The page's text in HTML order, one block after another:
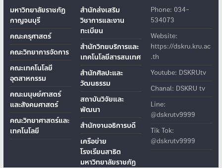
มหาวิทยาลัยราชภัฏ
กาญจนบุรี
คณะครุศาสตร์
คณะวิทยาการจัดการ
คณะเทคโนโลยี
อุตสาหกรรม
คณะมนุษย์ศาสตร์
และสังคมศาสตร์
คณะวิทยาศาสตร์และ
เทคโนโลยี
สำนักส่งเสริม
วิชาการและงาน
ทะเบียน
สำนักวิทยบริการและ
เทคโนโลยีสารสนเทศ
สำนักศิลปะและ
วัฒนธรรม
สถาบันวิจัยและ
พัฒนา
สำนักงานอธิการบดี
เครือข่าย
โรงเรียนสาธิต
มหาวิทยาลัยราชภัฏ
Phone: 034-
534073
Website:
https://dskru.kru.ac
.th
Youtube: DSKRUtv
Chanal: DSKRU tv
Line:
@dskrutv9999
Tik Tok:
@dskrutv9999